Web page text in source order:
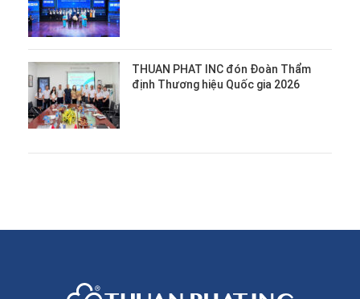
THUAN PHAT INC đón Đoàn Thẩm
định Thương hiệu Quốc gia 2026